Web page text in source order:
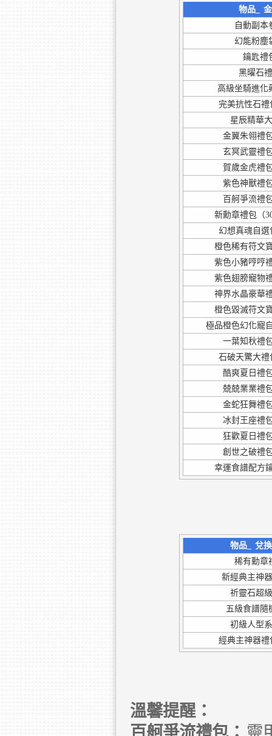
物品_
自動副本
幻能粉塵
鑰匙禮
黑曜石
高級坐騎進化
完美抗性石禮
星辰精華
金翼朱翎禮
玄冥武靈禮
賀歲金虎禮
紫色神獸禮
百舸爭流禮
新勳章禮包（
幻想真魂自選
橙色稀有符文
紫色小豬哼哼
紫色翅膀寵物
神界水晶豪華
橙色毀滅符文
極品橙色幻化寵
一葉知秋禮
石破天驚大禮
酷爽夏日禮
兢兢業業禮
金蛇狂舞禮
冰封王座禮
狂歡夏日禮
創世之破禮
幸運食譜配方
物品_
兌
稀有勳章
新經典主神
祈靈石超
五級食譜隨
初級人型
經典主神器禮
溫馨提醒：
百舸爭流禮包： 靈